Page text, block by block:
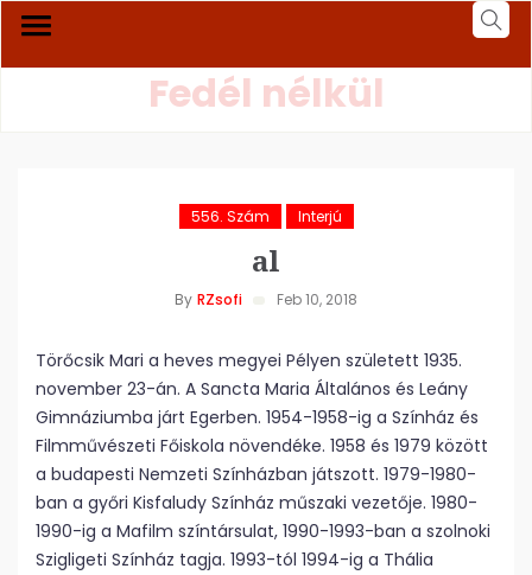
Fedél nélkül
556. Szám Interjú
al
By RZsofi Feb 10, 2018
Törőcsik Mari a heves megyei Pélyen született 1935.
november 23-án. A Sancta Maria Általános és Leány
Gimnáziumba járt Egerben. 1954-1958-ig a Színház és
Filmművészeti Főiskola növendéke. 1958 és 1979 között
a budapesti Nemzeti Színházban játszott. 1979-1980-
ban a győri Kisfaludy Színház műszaki vezetője. 1980-
1990-ig a Mafilm színtársulat, 1990-1993-ban a szolnoki
Szigligeti Színház tagja. 1993-tól 1994-ig a Thália